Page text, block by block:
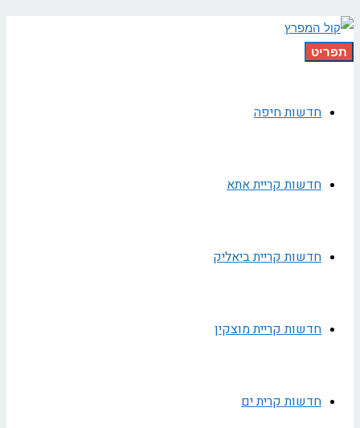
תפריט
חדשות חיפה
חדשות קריית אתא
חדשות קריית ביאליק
חדשות קריית מוצקין
חדשות קרית ים